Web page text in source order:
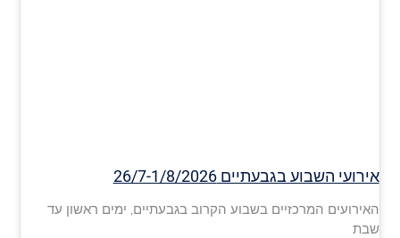
אירועי השבוע בגבעתיים 26/7-1/8/2026
האירועים המרכזיים בשבוע הקרוב בגבעתיים, ימים ראשון עד
שבת